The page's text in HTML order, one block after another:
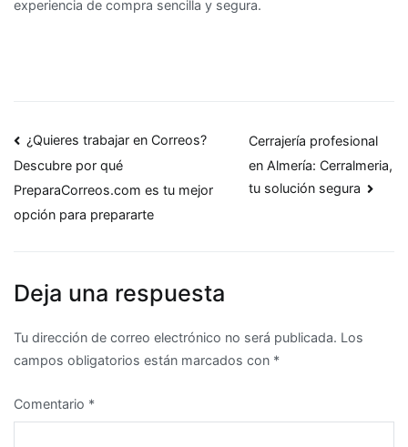
experiencia de compra sencilla y segura.
Navegación
de
entradas
¿Quieres trabajar en Correos?
Descubre por qué
PreparaCorreos.com es tu mejor
opción para prepararte
Cerrajería profesional
en Almería: Cerralmeria,
tu solución segura
Deja una respuesta
Tu dirección de correo electrónico no será publicada. Los
campos obligatorios están marcados con *
Comentario *